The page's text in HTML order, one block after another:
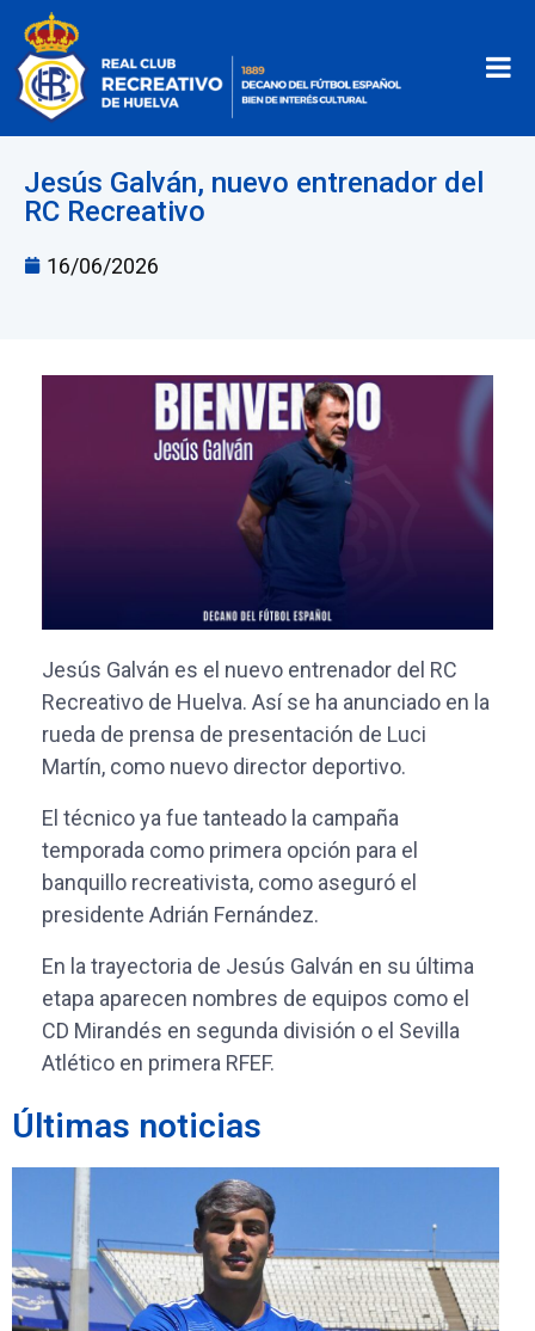
Jesús Galván, nuevo entrenador del
RC Recreativo
16/06/2026
Jesús Galván es el nuevo entrenador del RC
Recreativo de Huelva. Así se ha anunciado en la
rueda de prensa de presentación de Luci
Martín, como nuevo director deportivo.
El técnico ya fue tanteado la campaña
temporada como primera opción para el
banquillo recreativista, como aseguró el
presidente Adrián Fernández.
En la trayectoria de Jesús Galván en su última
etapa aparecen nombres de equipos como el
CD Mirandés en segunda división o el Sevilla
Atlético en primera RFEF.
Últimas noticias